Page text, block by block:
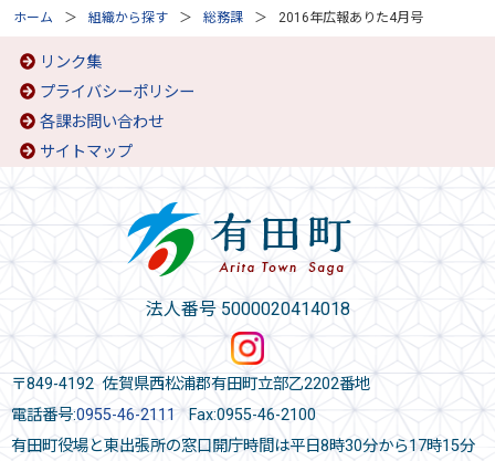
ホーム 組織から探す 総務課 2016年広報ありた4月号
リンク集
プライバシーポリシー
各課お問い合わせ
サイトマップ
法人番号 5000020414018
〒849-4192 佐賀県西松浦郡有田町立部乙2202番地
電話番号:0955-46-2111 Fax:0955-46-2100
有田町役場と東出張所の窓口開庁時間は平日8時30分から17時15分